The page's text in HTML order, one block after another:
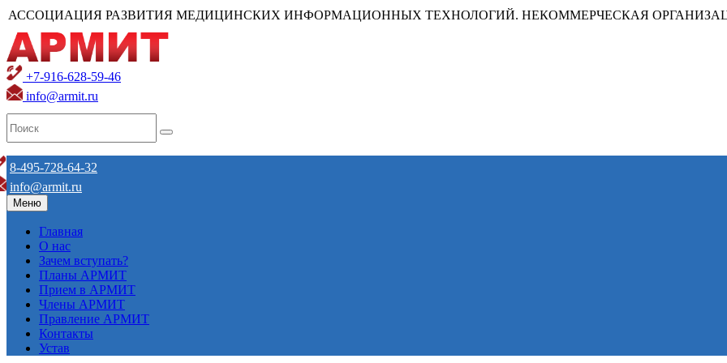
АССОЦИАЦИЯ РАЗВИТИЯ МЕДИЦИНСКИХ ИНФОРМАЦИОННЫХ ТЕХНОЛОГИЙ. НЕКОММЕРЧЕСКАЯ
+7-916-628-59-46
info@armit.ru
8-495-728-64-32
info@armit.ru
Меню
Главная
О нас
Зачем вступать?
Планы АРМИТ
Прием в АРМИТ
Члены АРМИТ
Правление АРМИТ
Контакты
Устав